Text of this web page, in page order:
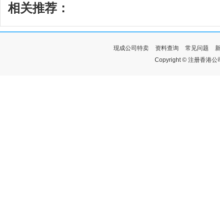
相关推荐：
现成公司特卖 资料查询 常见问题
Copyright © 注册香港公